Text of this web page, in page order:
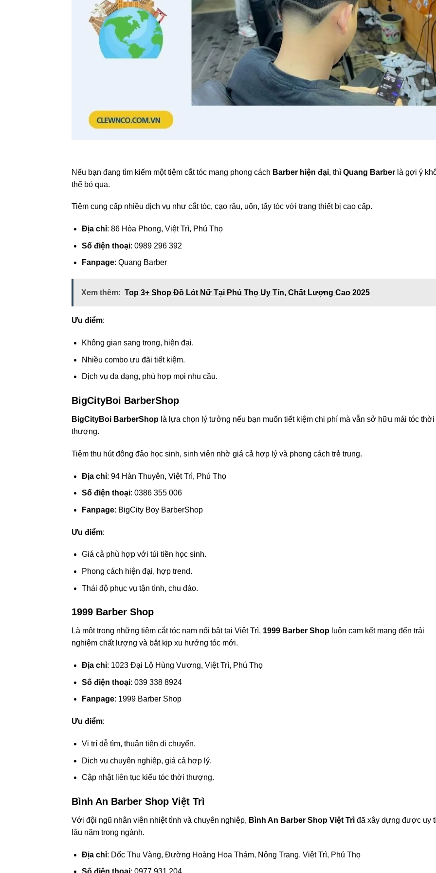
Nếu bạn đang tìm kiếm một tiệm cắt tóc mang phong cách Barber hiện đại, thì Quang Barber là gợi ý
thể bỏ qua.
Tiệm cung cấp nhiều dịch vụ như cắt tóc, cạo râu, uốn, tẩy tóc với trang thiết bị cao cấp.
Địa chỉ: 86 Hòa Phong, Việt Trì, Phú Thọ
Số điện thoại: 0989 296 392
Fanpage: Quang Barber
Xem thêm: Top 3+ Shop Đồ Lót Nữ Tại Phú Thọ Uy Tín, Chất Lượng Cao 2025
Ưu điểm:
Không gian sang trọng, hiện đại.
Nhiều combo ưu đãi tiết kiệm.
Dịch vụ đa dạng, phù hợp mọi nhu cầu.
BigCityBoi BarberShop
BigCityBoi BarberShop là lựa chọn lý tưởng nếu bạn muốn tiết kiệm chi phí mà vẫn sở hữu mái tóc thời
thượng.
Tiệm thu hút đông đảo học sinh, sinh viên nhờ giá cả hợp lý và phong cách trẻ trung.
Địa chỉ: 94 Hàn Thuyên, Việt Trì, Phú Thọ
Số điện thoại: 0386 355 006
Fanpage: BigCity Boy BarberShop
Ưu điểm:
Giá cả phù hợp với túi tiền học sinh.
Phong cách hiện đại, hợp trend.
Thái độ phục vụ tận tình, chu đáo.
1999 Barber Shop
Là một trong những tiệm cắt tóc nam nổi bật tại Việt Trì, 1999 Barber Shop luôn cam kết mang đến trải
nghiệm chất lượng và bắt kịp xu hướng tóc mới.
Địa chỉ: 1023 Đại Lộ Hùng Vương, Việt Trì, Phú Thọ
Số điện thoại: 039 338 8924
Fanpage: 1999 Barber Shop
Ưu điểm:
Vị trí dễ tìm, thuận tiện di chuyển.
Dịch vụ chuyên nghiệp, giá cả hợp lý.
Cập nhật liên tục kiểu tóc thời thượng.
Bình An Barber Shop Việt Trì
Với đội ngũ nhân viên nhiệt tình và chuyên nghiệp, Bình An Barber Shop Việt Trì đã xây dựng được uy
lâu năm trong ngành.
Địa chỉ: Dốc Thu Vàng, Đường Hoàng Hoa Thám, Nông Trang, Việt Trì, Phú Thọ